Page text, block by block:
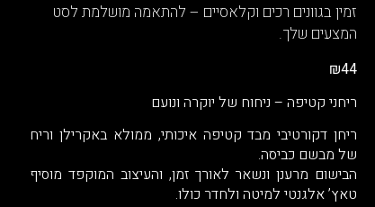
זמין בגוונים רכים וקלאסיים – להתאמה מושלמת לסט
המצעים שלך.
₪44
ריחני קטיפה – ניחוח של יוקרה ונועם
ריחן דקורטיבי מבד קטיפה איכותי, ממולא באקרילן וריח
של מבשם כביסה.
הבישום מרענן ונשאר לאורך זמן, והעיצוב המוקפד מוסיף
טאץ’ אלגנטי למיטה ולחדר כולו.